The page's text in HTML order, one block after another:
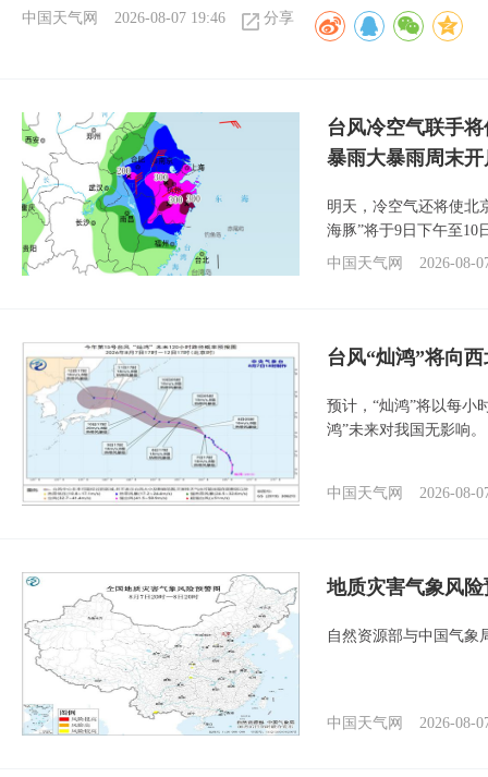
中国天气网 2026-08-07 19:46 分享
台风冷空气联手
暴雨大暴雨周末开
明天，冷空气还将使北
海豚”将于9日下午至10
中国天气网
2026-08-
台风“灿鸿”将向
预计，“灿鸿”将以每小
鸿”未来对我国无影响。
中国天气网 2026-08-
地质灾害气象风
自然资源部与中国气象
中国天气网 2026-08-